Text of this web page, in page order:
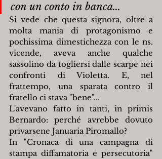
con un conto in banca...
Si vede che questa signora, oltre a
molta mania di protagonismo e
pochissima dimestichezza con le ns.
vicende, aveva anche qualche
sassolino da togliersi dalle scarpe nei
confronti di Violetta. E, nel
frattempo, una sparata contro il
fratello ci stava "bene"...
L'avevano fatto in tanti, in primis
Bernardo: perché avrebbe dovuto
privarsene Januaria Piromallo?
In "Cronaca di una campagna di
stampa diffamatoria e persecutoria"